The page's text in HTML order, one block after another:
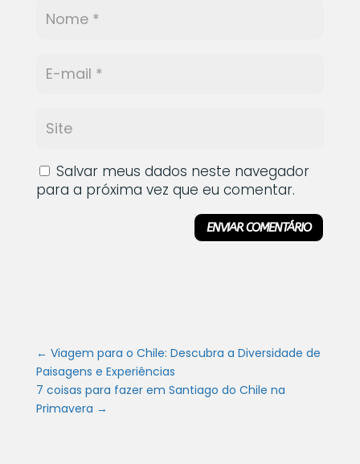
Salvar meus dados neste navegador
para a próxima vez que eu comentar.
ENVIAR COMENTÁRIO
← Viagem para o Chile: Descubra a Diversidade de
Paisagens e Experiências
7 coisas para fazer em Santiago do Chile na
Primavera →